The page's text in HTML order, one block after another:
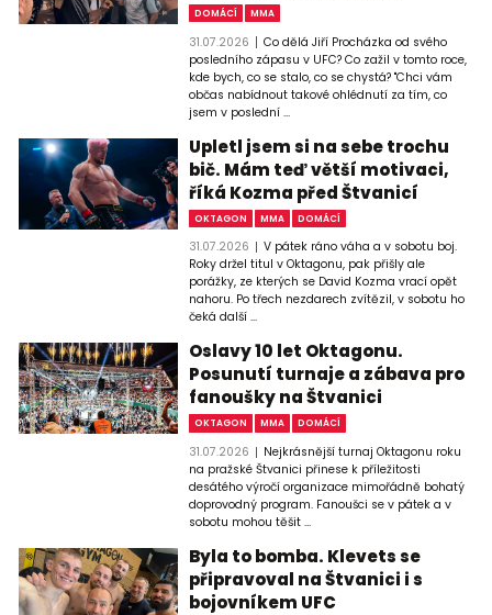
DOMÁCÍ MMA
31.07.2026
Co dělá Jiří Procházka od svého
posledního zápasu v UFC? Co zažil v tomto roce,
kde bych, co se stalo, co se chystá? "Chci vám
občas nabídnout takové ohlédnutí za tím, co
jsem v poslední ...
Upletl jsem si na sebe trochu
bič. Mám teď větší motivaci,
říká Kozma před Štvanicí
OKTAGON MMA DOMÁCÍ
31.07.2026
V pátek ráno váha a v sobotu boj.
Roky držel titul v Oktagonu, pak přišly ale
porážky, ze kterých se David Kozma vrací opět
nahoru. Po třech nezdarech zvítězil, v sobotu ho
čeká další ...
Oslavy 10 let Oktagonu.
Posunutí turnaje a zábava pro
fanoušky na Štvanici
OKTAGON MMA DOMÁCÍ
31.07.2026
Nejkrásnější turnaj Oktagonu roku
na pražské Štvanici přinese k příležitosti
desátého výročí organizace mimořádně bohatý
doprovodný program. Fanoušci se v pátek a v
sobotu mohou těšit ...
Byla to bomba. Klevets se
připravoval na Štvanici i s
bojovníkem UFC